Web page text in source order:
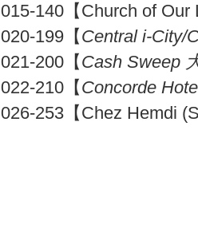
015-140【Church of
020-199【Central i-City/
021-200【Cash Sweep
022-210【Concorde
026-253【Chez Hemdi